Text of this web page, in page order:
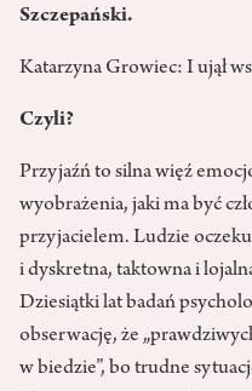
Szczepański.
Katarzyna Growiec: I ujął
Czyli?
Przyjaźń to silna więź
wyobrażenia, jaki ma być
przyjacielem. Ludzie
i dyskretna, taktowna i
Dziesiątki lat badań
obserwację, że
w biedzie”, bo trudne